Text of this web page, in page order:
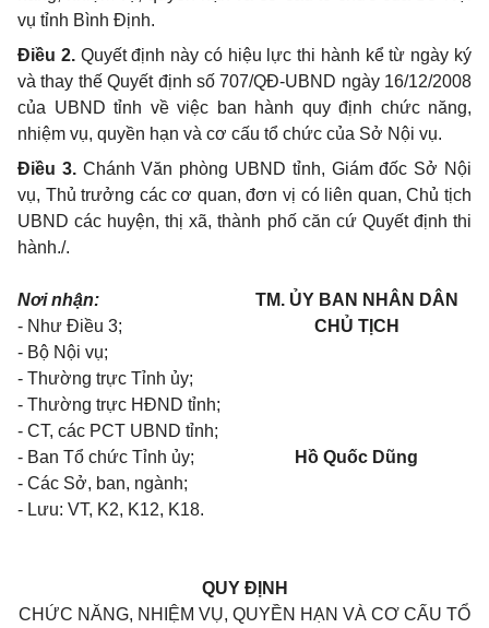
vụ tỉnh Bình Định.
Điều 2.Quyết định này có hiệu lực thi hành kể từ ngày ký
và thay thế Quyết định số 707/QĐ-UBND ngày 16/12/2008
của UBND tỉnh về việc ban hành quy định chức năng,
nhiệm vụ, quyền hạn và cơ cấu tổ chức của Sở Nội vụ.
Điều 3. Chánh Văn phòng UBND tỉnh, Giám đốc Sở Nội
vụ, Thủ trưởng các cơ quan, đơn vị có liên quan, Chủ tịch
UBND các huyện, thị xã, thành phố căn cứ Quyết định thi
hành./.
Nơi nhận:
- Như Điều 3;
- Bộ Nội vụ;
- Thường trực Tỉnh ủy;
- Thường trực HĐND tỉnh;
- CT, các PCT UBND tỉnh;
- Ban Tổ chức Tỉnh ủy;
- Các Sở, ban, ngành;
- Lưu: VT, K2, K12, K18.
TM. ỦY BAN NHÂN DÂN
CHỦ TỊCH
Hồ Quốc Dũng
QUY ĐỊNH
CHỨC NĂNG, NHIỆM VỤ, QUYỀN HẠN VÀ CƠ CẤU TỔ